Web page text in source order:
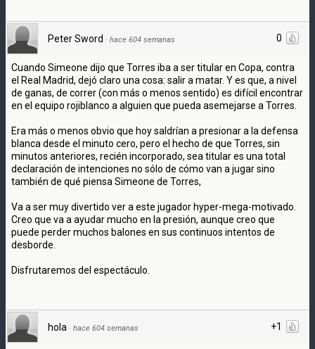
0
Peter Sword · hace 604 semanas
Cuando Simeone dijo que Torres iba a ser titular en Copa, contra
el Real Madrid, dejó claro una cosa: salir a matar. Y es que, a nivel
de ganas, de correr (con más o menos sentido) es difícil encontrar
en el equipo rojiblanco a alguien que pueda asemejarse a Torres.
Era más o menos obvio que hoy saldrían a presionar a la defensa
blanca desde el minuto cero, pero el hecho de que Torres, sin
minutos anteriores, recién incorporado, sea titular es una total
declaración de intenciones no sólo de cómo van a jugar sino
también de qué piensa Simeone de Torres,
Va a ser muy divertido ver a este jugador hyper-mega-motivado.
Creo que va a ayudar mucho en la presión, aunque creo que
puede perder muchos balones en sus continuos intentos de
desborde.
Disfrutaremos del espectáculo.
+1
hola · hace 604 semanas